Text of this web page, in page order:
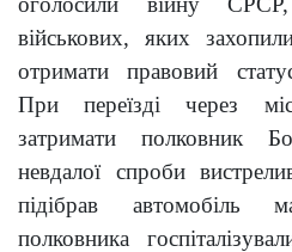
військових, яких
отримати правовий
При переїзді через
затримати полковник
невдалої спроби
підібрав автомобіль
полковника